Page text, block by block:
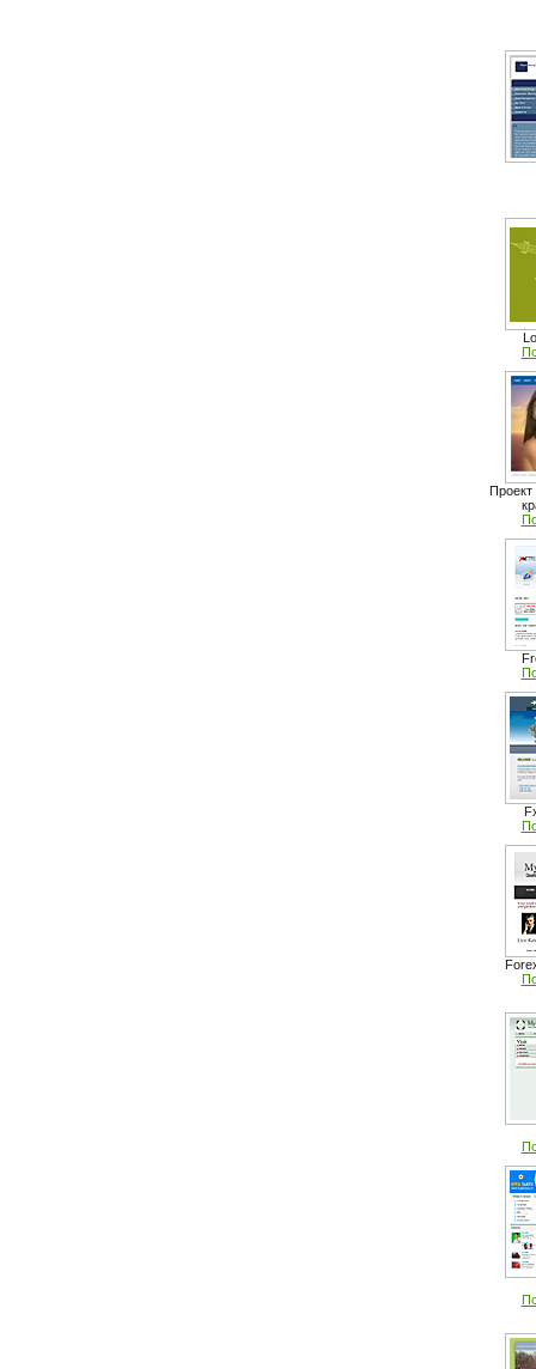
Проект